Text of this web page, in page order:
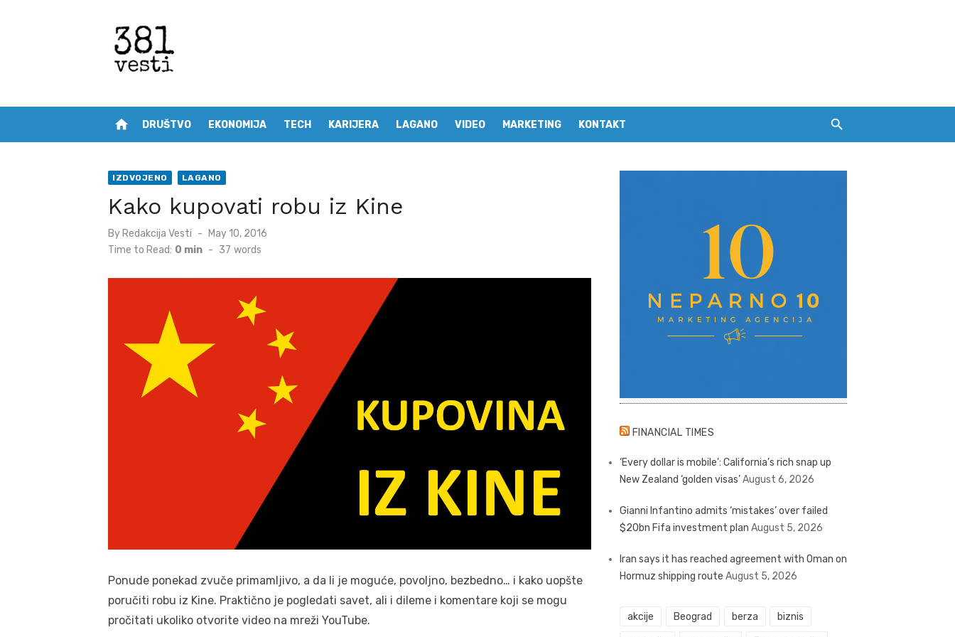
home DRUŠTVO EKONOMIJA TECH KARIJERA LAGANO VIDEO MARKETING KONTAKT
IZDVOJENO LAGANO
Kako kupovati robu iz Kine
By Redakcija Vesti
Posted
May 10, 2016
Time to Read: 0 min - 37 words
Ponude ponekad zvuče primamljivo, a da li je moguće, povoljno, bezbedno… i kako uopšte
poručiti robu iz Kine. Praktično je pogledati savet, ali i dileme i komentare koji se mogu
pročitati ukoliko otvorite video na mreži YouTube.
FINANCIAL TIMES
‘Every dollar is mobile’: California’s rich snap up
New Zealand ‘golden visas’August 6, 2026
Gianni Infantino admits ‘mistakes’ over failed
$20bn Fifa investment plan August 5, 2026
Iran says it has reached agreement with Oman on
Hormuz shipping route August 5, 2026
akcije Beograd berza biznis